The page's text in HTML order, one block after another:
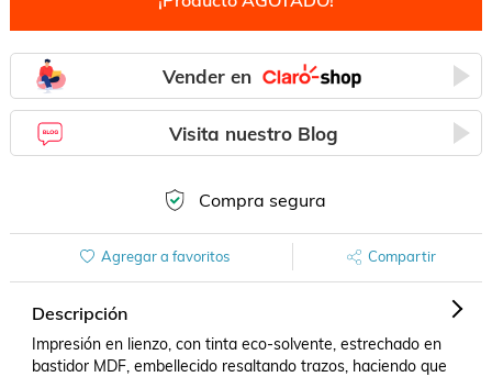
Vender en
Visita nuestro Blog
Compra segura
Agregar a favoritos Compartir
Descripción
Impresión en lienzo, con tinta eco-solvente, estrechado en
bastidor MDF, embellecido resaltando trazos, haciendo que